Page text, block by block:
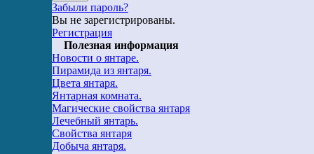
Забыли пароль?
Вы не зарегистрированы.
Регистрация
Полезная информация
Новости о янтаре.
Пирамида из янтаря.
Цвета янтаря.
Янтарная комната.
Магические свойства янтаря
Лечебный янтарь.
Свойства янтаря
Добыча янтаря.